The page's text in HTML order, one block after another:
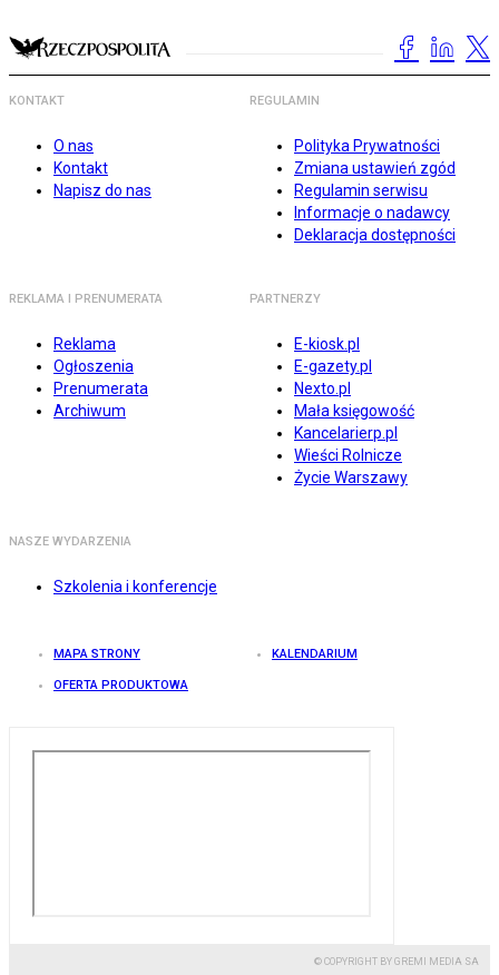
KONTAKT
O nas
Kontakt
Napisz do nas
REGULAMIN
Polityka Prywatności
Zmiana ustawień zgód
Regulamin serwisu
Informacje o nadawcy
Deklaracja dostępności
REKLAMA I PRENUMERATA
Reklama
Ogłoszenia
Prenumerata
Archiwum
PARTNERZY
E-kiosk.pl
E-gazety.pl
Nexto.pl
Mała księgowość
Kancelarierp.pl
Wieści Rolnicze
Życie Warszawy
NASZE WYDARZENIA
Szkolenia i konferencje
MAPA STRONY KALENDARIUM
OFERTA PRODUKTOWA
© COPYRIGHT BY GREMI MEDIA SA